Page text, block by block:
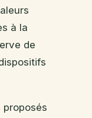
à la
de
proposés